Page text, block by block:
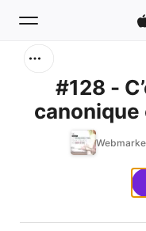
Accueil
Nouveautés
#128 -
canonique